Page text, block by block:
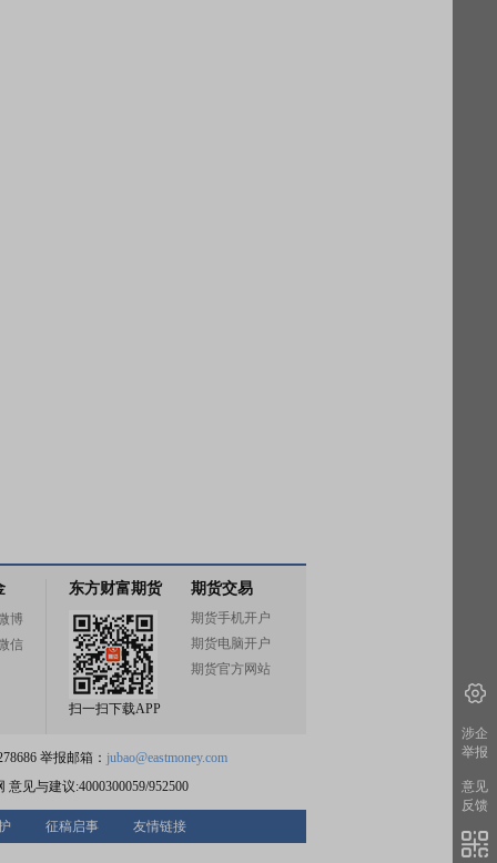
博
信
东方财富期货
扫一扫下载APP
期货交易
期货手机开户
期货电脑开户
期货官方网站
举报邮箱： jubao@eastmoney.com
意见与建议:4000300059/952500
征稿启事 友情链接
涉企
举报
意见
反馈